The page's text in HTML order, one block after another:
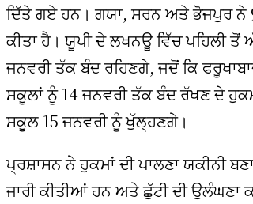
ਦਿੱਤੇ ਗਏ ਹਨ। ਗਯਾ, ਸਰਨ ਅਤੇ ਭੋਜਪੁਰ ਨੇ
ਕੀਤਾ ਹੈ। ਯੂਪੀ ਦੇ ਲਖਨਊ ਵਿੱਚ ਪਹਿਲੀ ਤੋਂ
ਜਨਵਰੀ ਤੱਕ ਬੰਦ ਰਹਿਣਗੇ, ਜਦੋਂ ਕਿ
ਸਕੂਲਾਂ ਨੂੰ 14 ਜਨਵਰੀ ਤੱਕ ਬੰਦ ਰੱਖਣ ਦੇ
ਸਕੂਲ 15 ਜਨਵਰੀ ਨੂੰ ਖੁੱਲ੍ਹਣਗੇ।
ਪ੍ਰਸ਼ਾਸਨ ਨੇ ਹੁਕਮਾਂ ਦੀ ਪਾਲਣਾ ਯਕੀਨੀ
ਜਾਰੀ ਕੀਤੀਆਂ ਹਨ ਅਤੇ ਛੁੱਟੀ ਦੀ ਉਲੰਘਣਾ